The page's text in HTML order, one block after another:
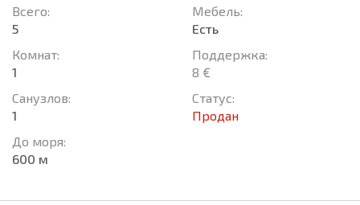
Всего:
5
Комнат:
1
Санузлов:
1
До моря:
600 м
Мебель:
Есть
Поддержка:
8 €
Статус:
Продан